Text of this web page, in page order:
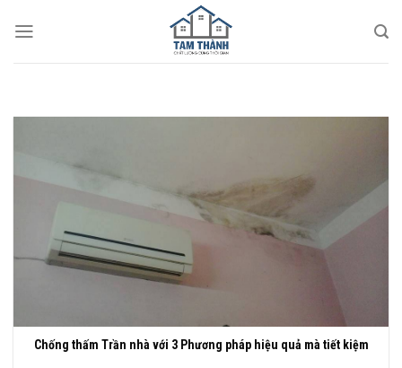
Chống thấm Trần nhà với 3 Phương pháp hiệu quả mà tiết kiệm